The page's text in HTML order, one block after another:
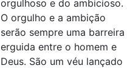
orgulhoso e do ambicioso.
O orgulho e a ambição
serão sempre uma barreira
erguida entre o homem e
Deus. São um véu lançado